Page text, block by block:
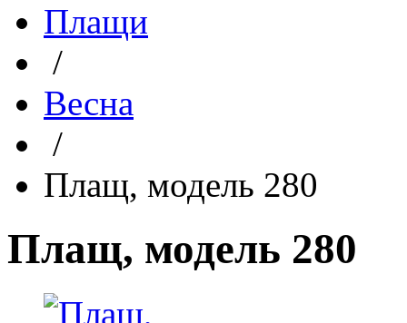
Плащи
/
Весна
/
Плащ, модель 280
Плащ, модель 280